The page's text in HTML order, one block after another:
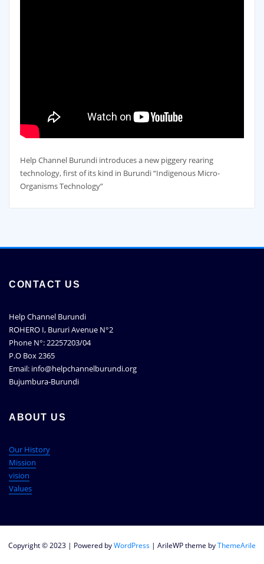
Help Channel Burundi introduces a new piggery rearing
technology, first of its kind in Burundi “Indigenous Micro-
Organisms Technology”
CONTACT US
Help Channel Burundi
ROHERO I, Bururi Avenue N°2
Phone N°: 22257203/04
P.O Box 2365
Email: info@helpchannelburundi.org
Bujumbura-Burundi
ABOUT US
Our History
Mission
vision
Values
Copyright © 2023 | Powered byWordPress | ArileWP theme byThemeArile